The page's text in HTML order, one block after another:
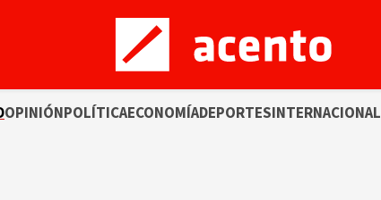
OPINIÓNPOLÍTICAECONOMÍADEPORTESINTERNACIONAL